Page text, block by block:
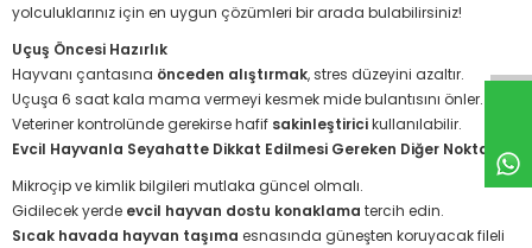
yolculuklarınız için en uygun çözümleri bir arada bulabilirsiniz!
Uçuş Öncesi Hazırlık
Hayvanı çantasına önceden alıştırmak, stres düzeyini azaltır.
Uçuşa 6 saat kala mama vermeyi kesmek mide bulantısını önler.
Veteriner kontrolünde gerekirse hafif sakinleştiricikullanılabilir.
Evcil Hayvanla Seyahatte Dikkat Edilmesi Gereken Diğer Noktalar
Mikroçip ve kimlik bilgileri mutlaka güncel olmalı.
Gidilecek yerde evcil hayvan dostu konaklama tercih edin.
Sıcak havada hayvan taşıma esnasında güneşten koruyacak fileli